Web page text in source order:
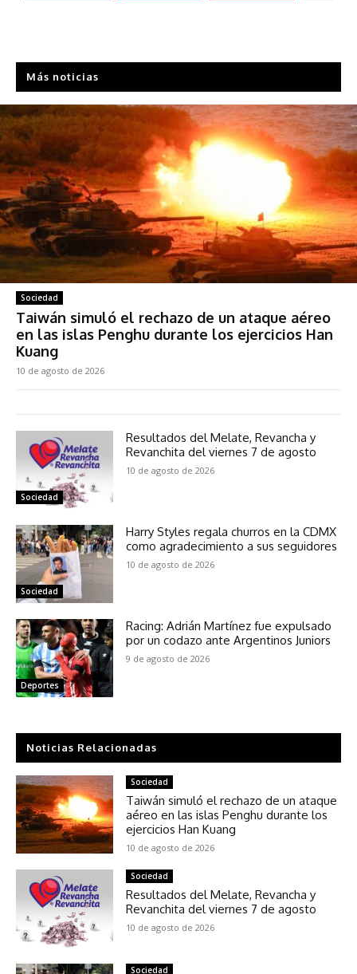
Más noticias
Sociedad
Taiwán simuló el rechazo de un ataque aéreo
en las islas Penghu durante los ejercicios Han
Kuang
10 de agosto de 2026
Sociedad
Resultados del Melate, Revancha y
Revanchita del viernes 7 de agosto
10 de agosto de 2026
Sociedad
Harry Styles regala churros en la CDMX
como agradecimiento a sus seguidores
10 de agosto de 2026
Deportes
Racing: Adrián Martínez fue expulsado
por un codazo ante Argentinos Juniors
9 de agosto de 2026
Noticias Relacionadas
Sociedad
Taiwán simuló el rechazo de un ataque
aéreo en las islas Penghu durante los
ejercicios Han Kuang
10 de agosto de 2026
Sociedad
Resultados del Melate, Revancha y
Revanchita del viernes 7 de agosto
10 de agosto de 2026
Sociedad